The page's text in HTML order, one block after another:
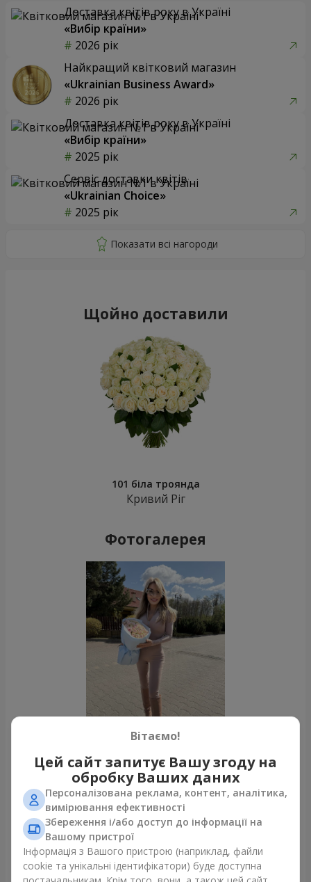
Доставка квітів року в Україні
«Вибір країни»
2026 рік
Найкращий квітковий магазин
«Ukrainian Business Award»
2026 рік
Доставка квітів року в Україні
«Вибір країни»
2025 рік
Сервіс доставки квітів
«Ukrainian Choice»
2025 рік
Щойно доставили
101 біла троянда
Кривий Ріг
Фотогалерея
Усі фото доставок
Замовити цей товар
Наші клієнти
Вітаємо!
Цей сайт запитує Вашу згоду на
обробку Ваших даних
Персоналізована реклама, контент, аналітика,
вимірювання ефективності
Збереження і/або доступ до інформації на
Вашому пристрої
Інформація з Вашого пристрою (наприклад, файли
cookie та унікальні ідентифікатори) буде доступна